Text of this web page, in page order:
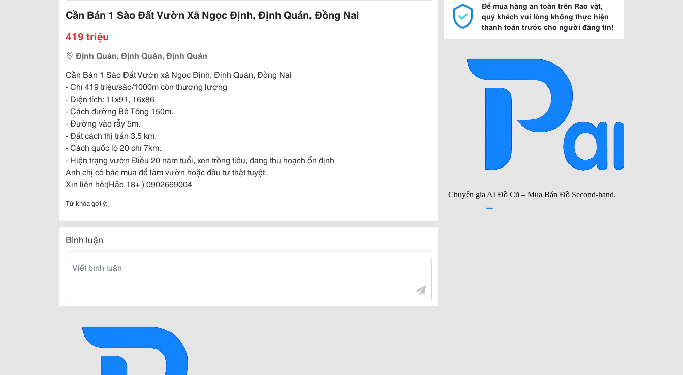
Cần Bán 1 Sào Đất Vườn Xã Ngọc Định, Định Quán, Đồng Nai
419 triệu
Định Quán, Định Quán, Định Quán
Cần Bán 1 Sào Đất Vườn xã Ngọc Định, Định Quán, Đồng Nai
- Chỉ 419 triệu/sào/1000m còn thương lượng
- Diện tích: 11x91, 16x86
- Cách đường Bê Tông 150m.
- Đường vào rẫy 5m.
- Đất cách thị trấn 3.5 km.
- Cách quốc lộ 20 chỉ 7km.
- Hiện trạng vườn Điều 20 năm tuổi, xen trồng tiêu, đang thu hoạch ổn định
Anh chị cô bác mua để làm vườn hoặc đầu tư thật tuyệt.
Xin liên hệ:(Hảo 18+ ) 0902669004
Từ khóa gợi ý:
Bình luận
Để mua hàng an toàn trên Rao vặt,
quý khách vui lòng không thực hiện
thanh toán trước cho người đăng tin!